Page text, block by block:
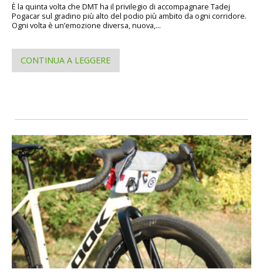
È la quinta volta che DMT ha il privilegio di accompagnare Tadej
Pogacar sul gradino più alto del podio più ambito da ogni corridore.
Ogni volta è un’emozione diversa, nuova,...
CONTINUA A LEGGERE